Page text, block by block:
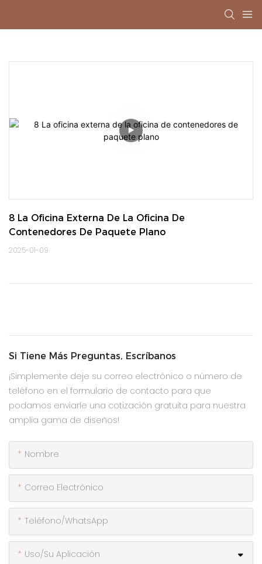
8 La Oficina Externa De La Oficina De
Contenedores De Paquete Plano
2025-01-09
Si Tiene Más Preguntas, Escríbanos
¡Simplemente deje su correo electrónico o número de
teléfono en el formulario de contacto para que
podamos enviarle una cotización gratuita para nuestra
amplia gama de diseños!
Nombre
Correo Electrónico
Teléfono/WhatsApp
Uso/Su Aplicación